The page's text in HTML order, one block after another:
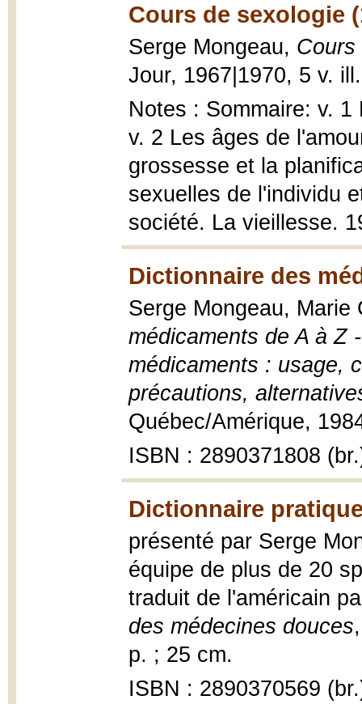
Cours de sexologie
Serge Mongeau, Cours
Jour, 1967|1970, 5 v.
Notes : Sommaire: v.
v. 2 Les âges de
grossesse et la
sexuelles de l'individu
société. La vieillesse.
Dictionnaire des
Serge Mongeau,
médicaments de A à Z
médicaments : usage,
précautions,
Québec/Amérique,
ISBN : 2890371808
Dictionnaire
présenté par Serge
équipe de plus de 20
traduit de l'américain
des médecines douces
p. ; 25 cm.
ISBN : 2890370569